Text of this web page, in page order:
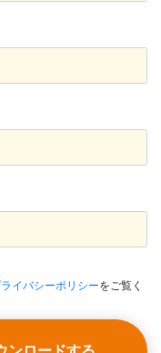
イバシーポリシーをご覧く